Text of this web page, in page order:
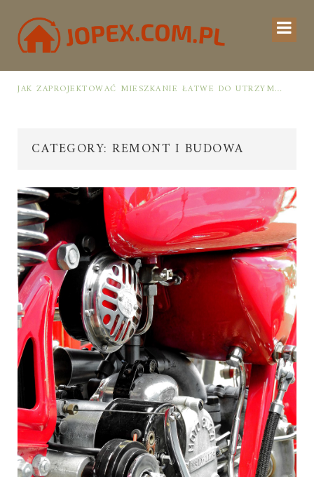
JAK ZAPROJEKTOWAĆ MIESZKANIE ŁATWE DO UTRZYMANIA W PORZĄDKU: PRAKTYCZNE ZASADY I SPRAWDZONE TRIKI
CATEGORY: REMONT I BUDOWA